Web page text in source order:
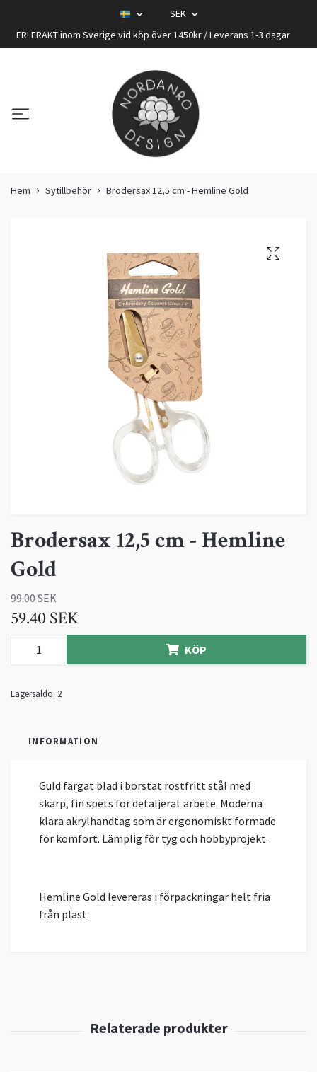
SEK
FRI FRAKT inom Sverige vid köp över 1450kr / Leverans 1-3 dagar
Hem Sytillbehör Brodersax 12,5 cm - Hemline Gold
Brodersax 12,5 cm - Hemline
Gold
99.00 SEK
59.40 SEK
KÖP
Lagersaldo: 2
INFORMATION
Guld färgat blad i borstat rostfritt stål med
skarp, fin spets för detaljerat arbete. Moderna
klara akrylhandtag som är ergonomiskt formade
för komfort. Lämplig för tyg och hobbyprojekt.
Hemline Gold levereras i förpackningar helt fria
från plast.